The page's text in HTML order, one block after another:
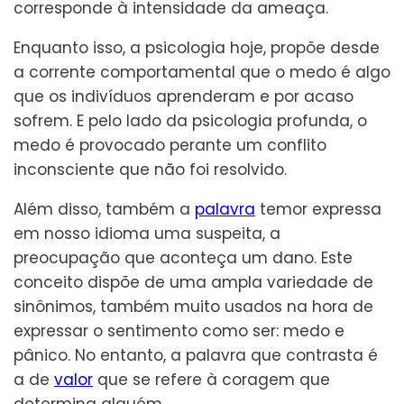
corresponde à intensidade da ameaça.
Enquanto isso, a psicologia hoje, propõe desde
a corrente comportamental que o medo é algo
que os indivíduos aprenderam e por acaso
sofrem. E pelo lado da psicologia profunda, o
medo é provocado perante um conflito
inconsciente que não foi resolvido.
Além disso, também a palavra temor expressa
em nosso idioma uma suspeita, a
preocupação que aconteça um dano. Este
conceito dispõe de uma ampla variedade de
sinônimos, também muito usados na hora de
expressar o sentimento como ser: medo e
pânico. No entanto, a palavra que contrasta é
a de valor que se refere à coragem que